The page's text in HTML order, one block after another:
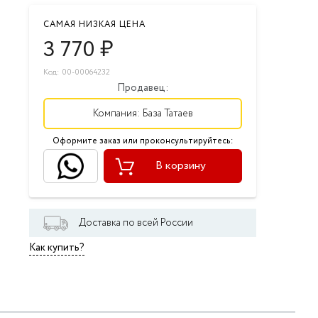
САМАЯ НИЗКАЯ ЦЕНА
3 770₽
Код: 00-00064232
Продавец:
Компания: База Татаев
Оформите заказ или проконсультируйтесь:
В корзину
Доставка по всей России
Как купить?